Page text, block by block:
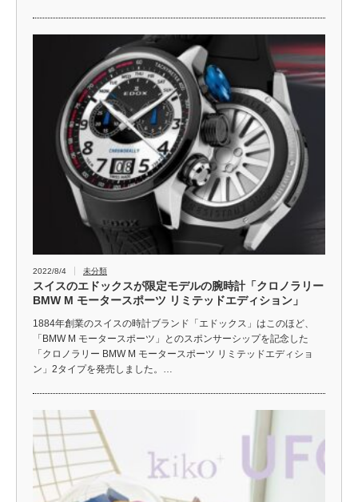
2022/8/4 未分類
スイスのエドックスが限定モデルの腕時計「クロノラリー
BMW M モータースポーツ リミテッドエディション」
1884年創業のスイスの時計ブランド「エドックス」はこのほど、
「BMW M モータースポーツ」とのスポンサーシップを記念した
「クロノラリー BMW M モータースポーツ リミテッドエディショ
ン」2タイプを発売しました。…